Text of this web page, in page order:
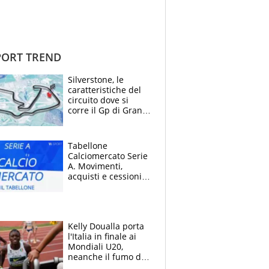
TREND
Silverstone, le
caratteristiche del
circuito dove si
corre il Gp di Gran
Tabellone
Calciomercato Serie
A. Movimenti,
acquisti e cessioni:
Kelly Doualla porta
l'Italia in finale ai
Mondiali U20,
neanche il fumo di